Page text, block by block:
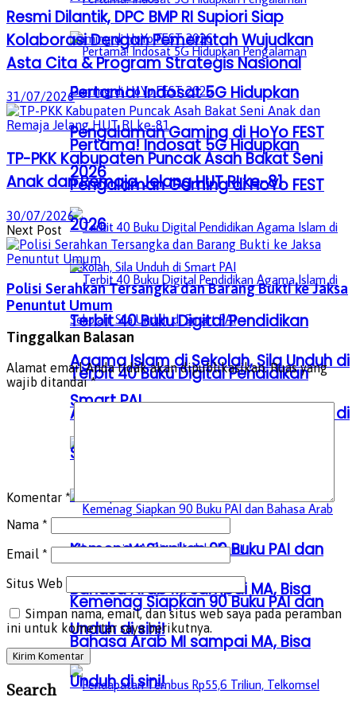
Pertama! Indosat 5G Hidupkan
Pengalaman Gaming di HoYo FEST
2026
Terbit 40 Buku Digital Pendidikan
Agama Islam di Sekolah, Sila Unduh di
Smart PAI
Kemenag Siapkan 90 Buku PAI dan
Bahasa Arab MI sampai MA, Bisa
Unduh di sini!
Pertama! Indosat 5G Hidupkan
Pengalaman Gaming di HoYo FEST
2026
Terbit 40 Buku Digital Pendidikan
Agama Islam di Sekolah, Sila Unduh di
Smart PAI
Kemenag Siapkan 90 Buku PAI dan
Bahasa Arab MI sampai MA, Bisa
Unduh di sini!
Resmi Dilantik, DPC BMP RI Supiori Siap
Kolaborasi Dengan Pemerintah Wujudkan
Asta Cita & Program Strategis Nasional
31/07/2026
TP-PKK Kabupaten Puncak Asah Bakat Seni
Anak dan Remaja Jelang HUT RI ke-81
30/07/2026
Next Post
Polisi Serahkan Tersangka dan Barang Bukti ke Jaksa
Penuntut Umum
Tinggalkan Balasan
Alamat email Anda tidak akan dipublikasikan. Ruas yang
wajib ditandai*
Komentar *
Nama *
Email *
Situs Web
Simpan nama, email, dan situs web saya pada peramban
ini untuk komentar saya berikutnya.
Search